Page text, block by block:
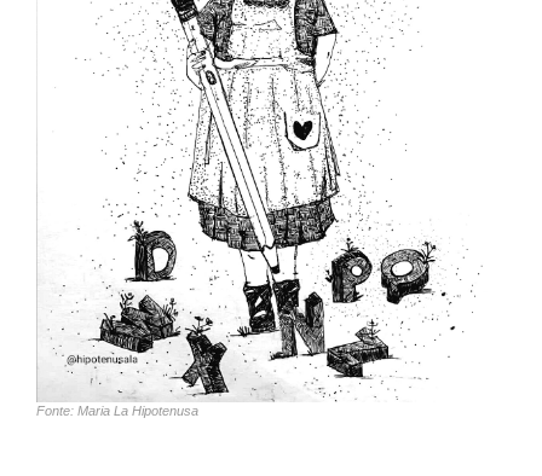
Fonte: Maria La Hipotenusa